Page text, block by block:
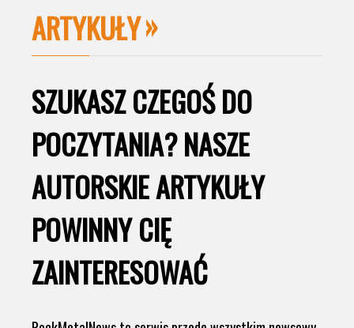
ARTYKUŁY
SZUKASZ CZEGOŚ DO
POCZYTANIA? NASZE
AUTORSKIE ARTYKUŁY
POWINNY CIĘ
ZAINTERESOWAĆ